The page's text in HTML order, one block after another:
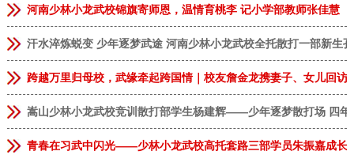
河南少林小龙武校锦旗寄师恩，温情育桃李 记小学部教师张佳慧
汗水淬炼蜕变 少年逐梦武途 河南少林小龙武校全托散打一部新生
跨越万里归母校，武缘牵起跨国情｜校友詹金龙携妻子、女儿回访
嵩山少林小龙武校竞训散打部学生杨建辉——少年逐梦散打场 四年
青春在习武中闪光——少林小龙武校高托套路三部学员朱振嘉成长